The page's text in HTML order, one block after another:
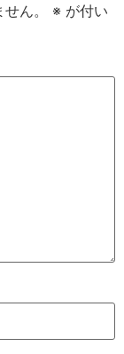
ん。 ※ が付い